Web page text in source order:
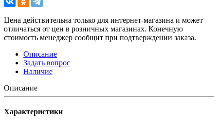
Цена действительна только для интернет-магазина и может
отличаться от цен в розничных магазинах. Конечную
стоимость менеджер сообщит при подтверждении заказа.
Описание
Задать вопрос
Наличие
Описание
Характеристики